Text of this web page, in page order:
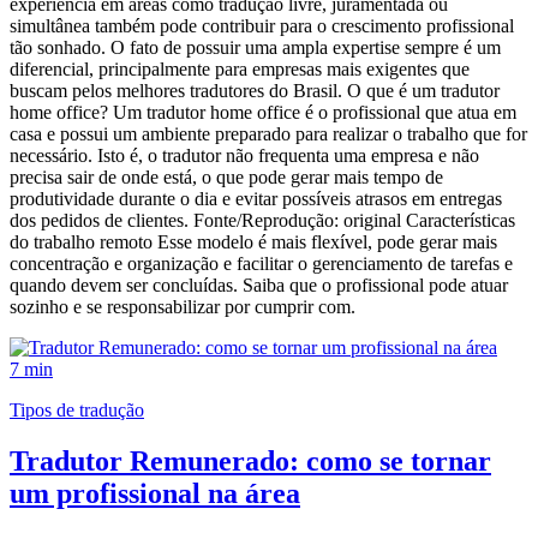
experiência em áreas como tradução livre, juramentada ou
simultânea também pode contribuir para o crescimento profissional
tão sonhado. O fato de possuir uma ampla expertise sempre é um
diferencial, principalmente para empresas mais exigentes que
buscam pelos melhores tradutores do Brasil. O que é um tradutor
home office? Um tradutor home office é o profissional que atua em
casa e possui um ambiente preparado para realizar o trabalho que for
necessário. Isto é, o tradutor não frequenta uma empresa e não
precisa sair de onde está, o que pode gerar mais tempo de
produtividade durante o dia e evitar possíveis atrasos em entregas
dos pedidos de clientes. Fonte/Reprodução: original Características
do trabalho remoto Esse modelo é mais flexível, pode gerar mais
concentração e organização e facilitar o gerenciamento de tarefas e
quando devem ser concluídas. Saiba que o profissional pode atuar
sozinho e se responsabilizar por cumprir com.
7 min
Tipos de tradução
Tradutor Remunerado: como se tornar
um profissional na área